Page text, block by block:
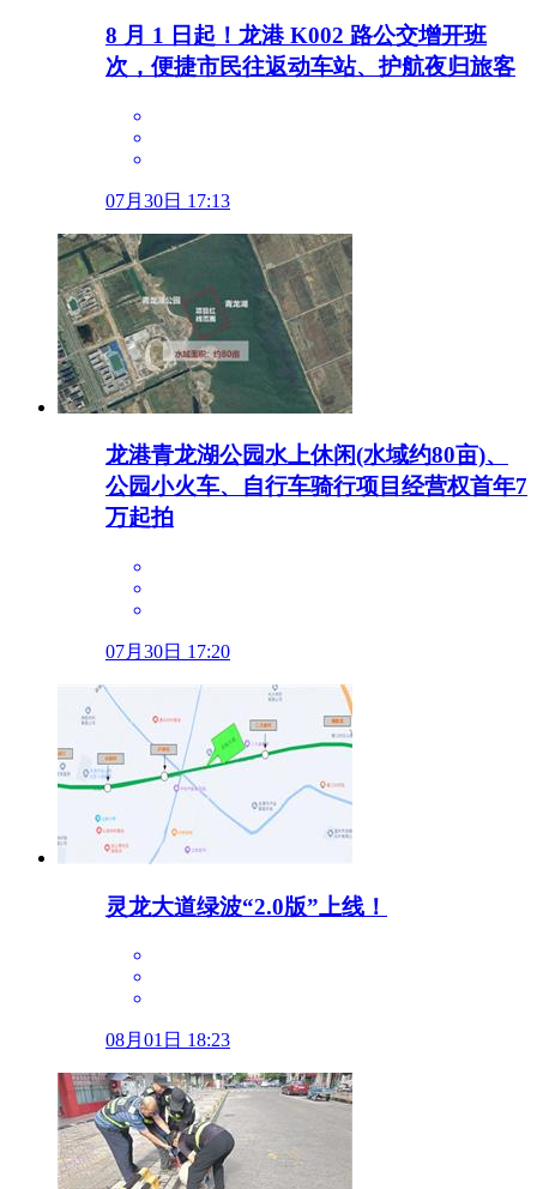
8 月 1 日起！龙港 K002 路公交增开班
次，便捷市民往返动车站、护航夜归旅客
07月30日 17:13
龙港青龙湖公园水上休闲(水域约80亩)、
公园小火车、自行车骑行项目经营权首年7
万起拍
07月30日 17:20
灵龙大道绿波“2.0版”上线！
08月01日 18:23